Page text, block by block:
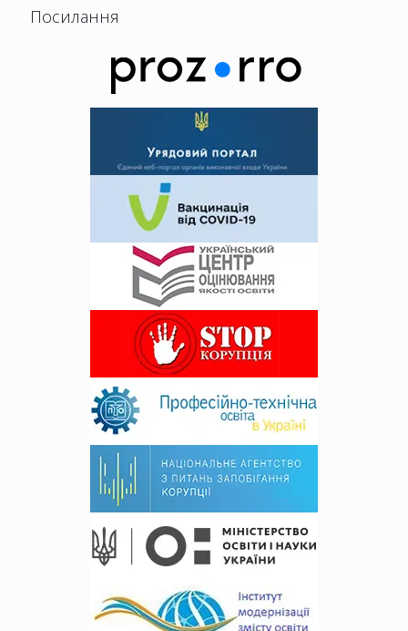
Посилання